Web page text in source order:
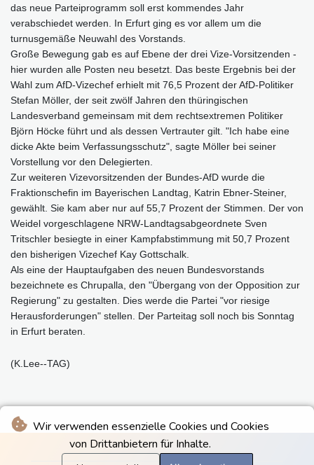
Wir verwenden essenzielle Cookies und Cookies
von Drittanbietern für Inhalte.
das neue Parteiprogramm soll erst kommendes Jahr
verabschiedet werden. In Erfurt ging es vor allem um die
turnusgemäße Neuwahl des Vorstands.
Große Bewegung gab es auf Ebene der drei Vize-Vorsitzenden -
hier wurden alle Posten neu besetzt. Das beste Ergebnis bei der
Wahl zum AfD-Vizechef erhielt mit 76,5 Prozent der AfD-Politiker
Stefan Möller, der seit zwölf Jahren den thüringischen
Landesverband gemeinsam mit dem rechtsextremen Politiker
Björn Höcke führt und als dessen Vertrauter gilt. "Ich habe eine
dicke Akte beim Verfassungsschutz", sagte Möller bei seiner
Vorstellung vor den Delegierten.
Zur weiteren Vizevorsitzenden der Bundes-AfD wurde die
Fraktionschefin im Bayerischen Landtag, Katrin Ebner-Steiner,
gewählt. Sie kam aber nur auf 55,7 Prozent der Stimmen. Der von
Weidel vorgeschlagene NRW-Landtagsabgeordnete Sven
Tritschler besiegte in einer Kampfabstimmung mit 50,7 Prozent
den bisherigen Vizechef Kay Gottschalk.
Als eine der Hauptaufgaben des neuen Bundesvorstands
bezeichnete es Chrupalla, den "Übergang von der Opposition zur
Regierung" zu gestalten. Dies werde die Partei "vor riesige
Herausforderungen" stellen. Der Parteitag soll noch bis Sonntag
in Erfurt beraten.
(K.Lee--TAG)